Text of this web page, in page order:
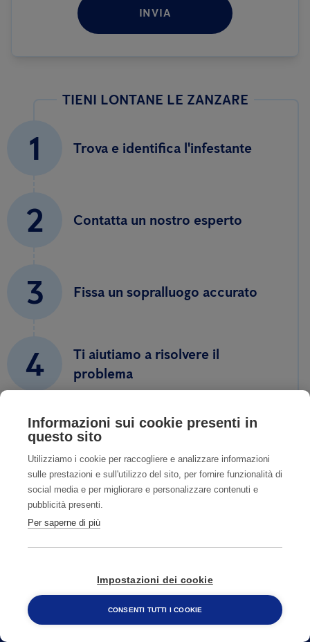
INVIA
TIENI LONTANE LE ZANZARE
1 Trova e identifica l'infestante
2 Contatta un nostro esperto
3 Fissa un sopralluogo accurato
4
Ti aiutiamo a risolvere il
problema
800 482 320
Informazioni sui cookie presenti in
questo sito
Utilizziamo i cookie per raccogliere e analizzare informazioni
sulle prestazioni e sull'utilizzo del sito, per fornire funzionalità di
social media e per migliorare e personalizzare contenuti e
pubblicità presenti.
Per saperne di più
Impostazioni dei cookie
CONSENTI TUTTI I COOKIE